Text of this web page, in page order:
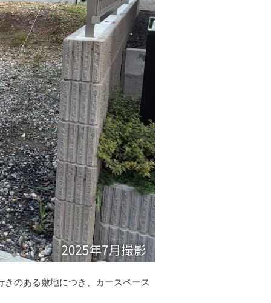
のある敷地につき、カースペース